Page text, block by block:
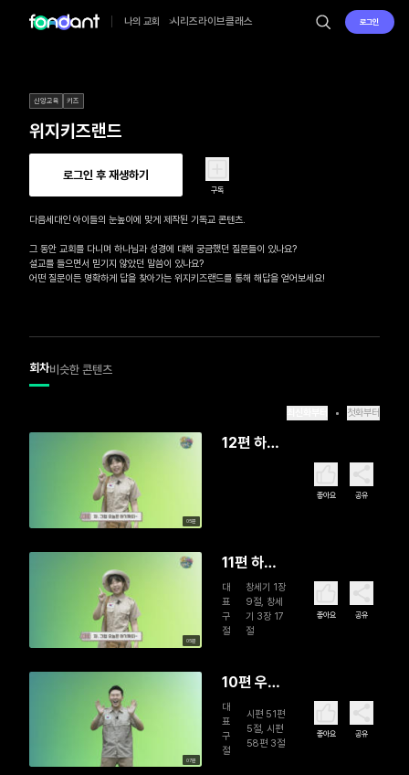
나의 교회 시리즈라이브클래스 로그인
신앙교육 키즈
위지키즈랜드
로그인 후 재생하기
구독
다음세대인 아이들의 눈높이에 맞게 제작된 기독교 콘텐츠.
그 동안 교회를 다니며 하나님과 성경에 대해 궁금했던 질문들이 있나요?
설교를 들으면서 믿기지 않았던 말씀이 있나요?
어떤 질문이든 명확하게 답을 찾아가는 위지키즈랜드를 통해 해답을 얻어보세요!
회차비슷한 콘텐츠
첫화부터
05분
12편 하나
요? (완)
좋아요 공유
05분
11편 하나
님은 선하
신데 왜 세
상에는 나
어나요?
대
표
구
절
창세기 1장
9절, 창세
기 3장 17
절
좋아요 공유
07분
10편 우리
를 왜 죄인
이라고 하
나요?
대
표
구
절
시편 51편
5절, 시편
58편 3절
좋아요 공유